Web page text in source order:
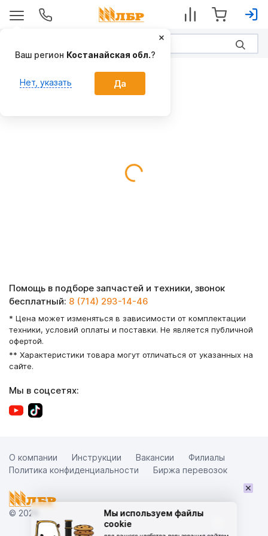
Мы используем файлы
cookie
Помощь в подборе запчастей и техники, звонок
бесплатный: 8 (714) 293-14-46
* Цена может изменяться в зависимости от комплектации
техники, условий оплаты и поставки. Не является публичной
офертой.
** Характеристики товара могут отличаться от указанных на
сайте.
Мы в соцсетях:
© 2026
О компании Инструкции Вакансии
Филиалы
Политика конфиденциальности
Биржа перевозок
×
Ваш регион Костанайская обл.?
Нет, указать Да